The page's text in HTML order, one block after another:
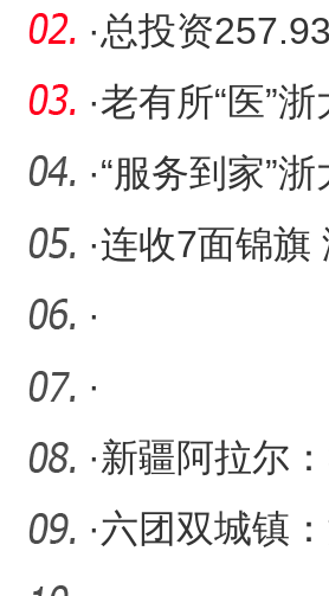
拟获全国三八
体
·总投资
师图木舒克市
目
·老有所“医”
拉尔医院开展
·“服务到家”
拉尔医院开展
·连收7面锦旗
阿拉尔医院再
·
·
·新疆阿拉尔
伏发电项目加
·六团双城镇